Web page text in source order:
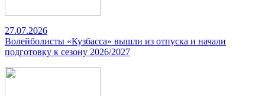
27.07.2026
Волейболисты «Кузбасса» вышли из отпуска и начали
подготовку к сезону 2026/2027